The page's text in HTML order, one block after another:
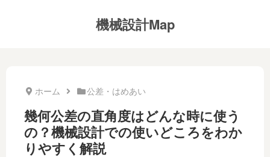
機械設計Map
ホーム 公差・はめあい
幾何公差の直角度はどんな時に使う
の？機械設計での使いどころをわか
りやすく解説